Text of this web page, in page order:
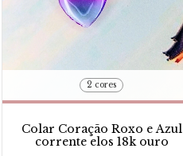
2 cores
Colar Coração Roxo e Azul
corrente elos 18k ouro